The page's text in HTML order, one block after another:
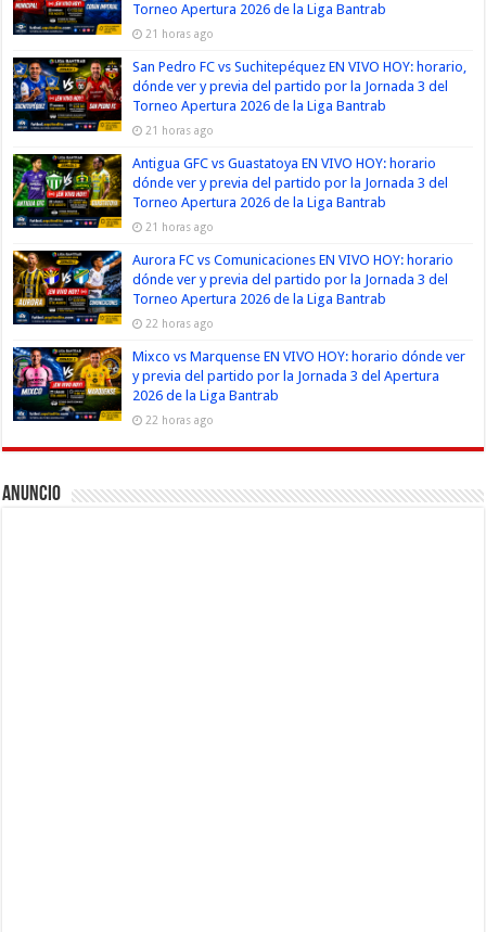
Torneo Apertura 2026 de la Liga Bantrab
21 horas ago
San Pedro FC vs Suchitepéquez EN VIVO HOY: horario,
dónde ver y previa del partido por la Jornada 3 del
Torneo Apertura 2026 de la Liga Bantrab
21 horas ago
Antigua GFC vs Guastatoya EN VIVO HOY: horario
dónde ver y previa del partido por la Jornada 3 del
Torneo Apertura 2026 de la Liga Bantrab
21 horas ago
Aurora FC vs Comunicaciones EN VIVO HOY: horario
dónde ver y previa del partido por la Jornada 3 del
Torneo Apertura 2026 de la Liga Bantrab
22 horas ago
Mixco vs Marquense EN VIVO HOY: horario dónde ver
y previa del partido por la Jornada 3 del Apertura
2026 de la Liga Bantrab
22 horas ago
Anuncio